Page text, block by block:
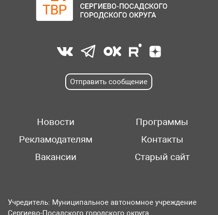
Отправить сообщение
Новости
Программы
Рекламодателям
Контакты
Вакансии
Старый сайт
Учредитель: Муниципальное автономное учреждение
Сергиево-Посадского городского округа